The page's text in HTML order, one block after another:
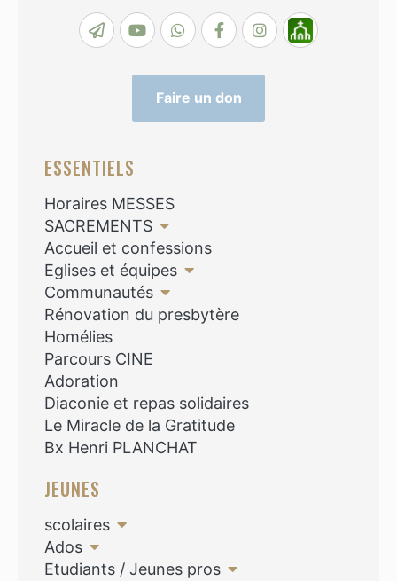
Faire un don
ESSENTIELS
Horaires MESSES
SACREMENTS
Accueil et confessions
Eglises et équipes
Communautés
Rénovation du presbytère
Homélies
Parcours CINE
Adoration
Diaconie et repas solidaires
Le Miracle de la Gratitude
Bx Henri PLANCHAT
JEUNES
scolaires
Ados
Etudiants / Jeunes pros